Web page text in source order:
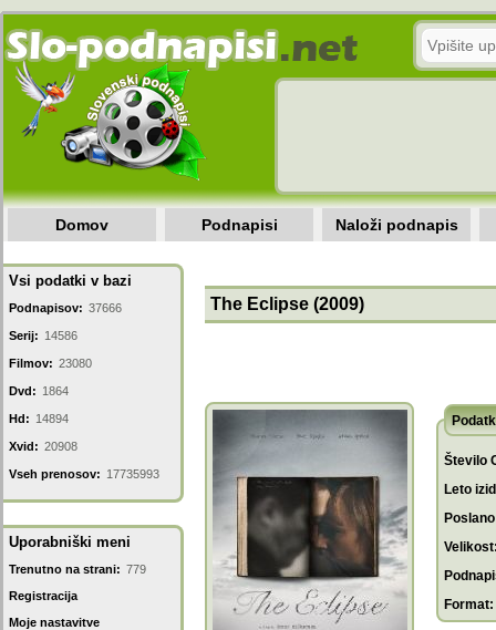
Domov Podnapisi Naloži podnapis
Vsi podatki v bazi
Podnapisov: 37666
Serij: 14586
Filmov: 23080
Dvd: 1864
Hd: 14894
Xvid: 20908
Vseh prenosov: 17735993
Uporabniški meni
Trenutno na strani: 779
Registracija
Moje nastavitve
The Eclipse (2009)
Število
Leto
Format: